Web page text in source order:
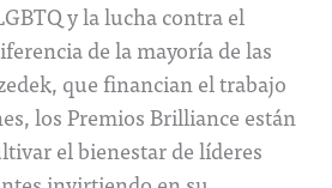
y la lucha contra el
de la mayoría de las
que financian el trabajo
los Premios Brilliance están
el bienestar de líderes